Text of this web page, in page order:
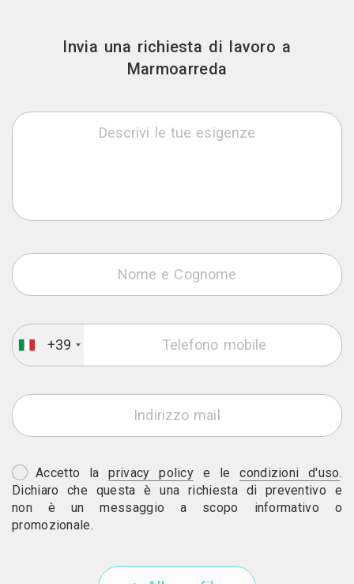
Invia una richiesta di lavoro a
Marmoarreda
+39
Accetto laprivacy policy e lecondizioni d'uso.
Dichiaro che questa è una richiesta di preventivo e
non è un messaggio a scopo informativo o
promozionale.